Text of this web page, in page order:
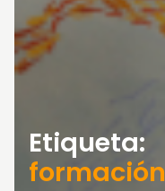
Etiqueta:
formación